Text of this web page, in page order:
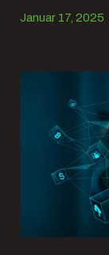
Januar 17, 2025